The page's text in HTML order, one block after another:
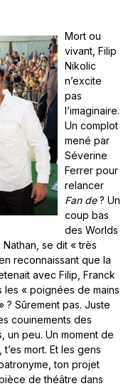
Mort ou
vivant, Filip
Nikolic
n’excite
pas
l’imaginaire.
Un complot
mené par
Séverine
Ferrer pour
relancer
Fan de? Un
coup bas
des Worlds
se dit « très
reconnaissant que la
avec Filip, Franck
les « poignées de mains
Sûrement pas. Juste
couinements des
un peu. Un moment de
mort. Et les gens
ton projet
de théâtre dans